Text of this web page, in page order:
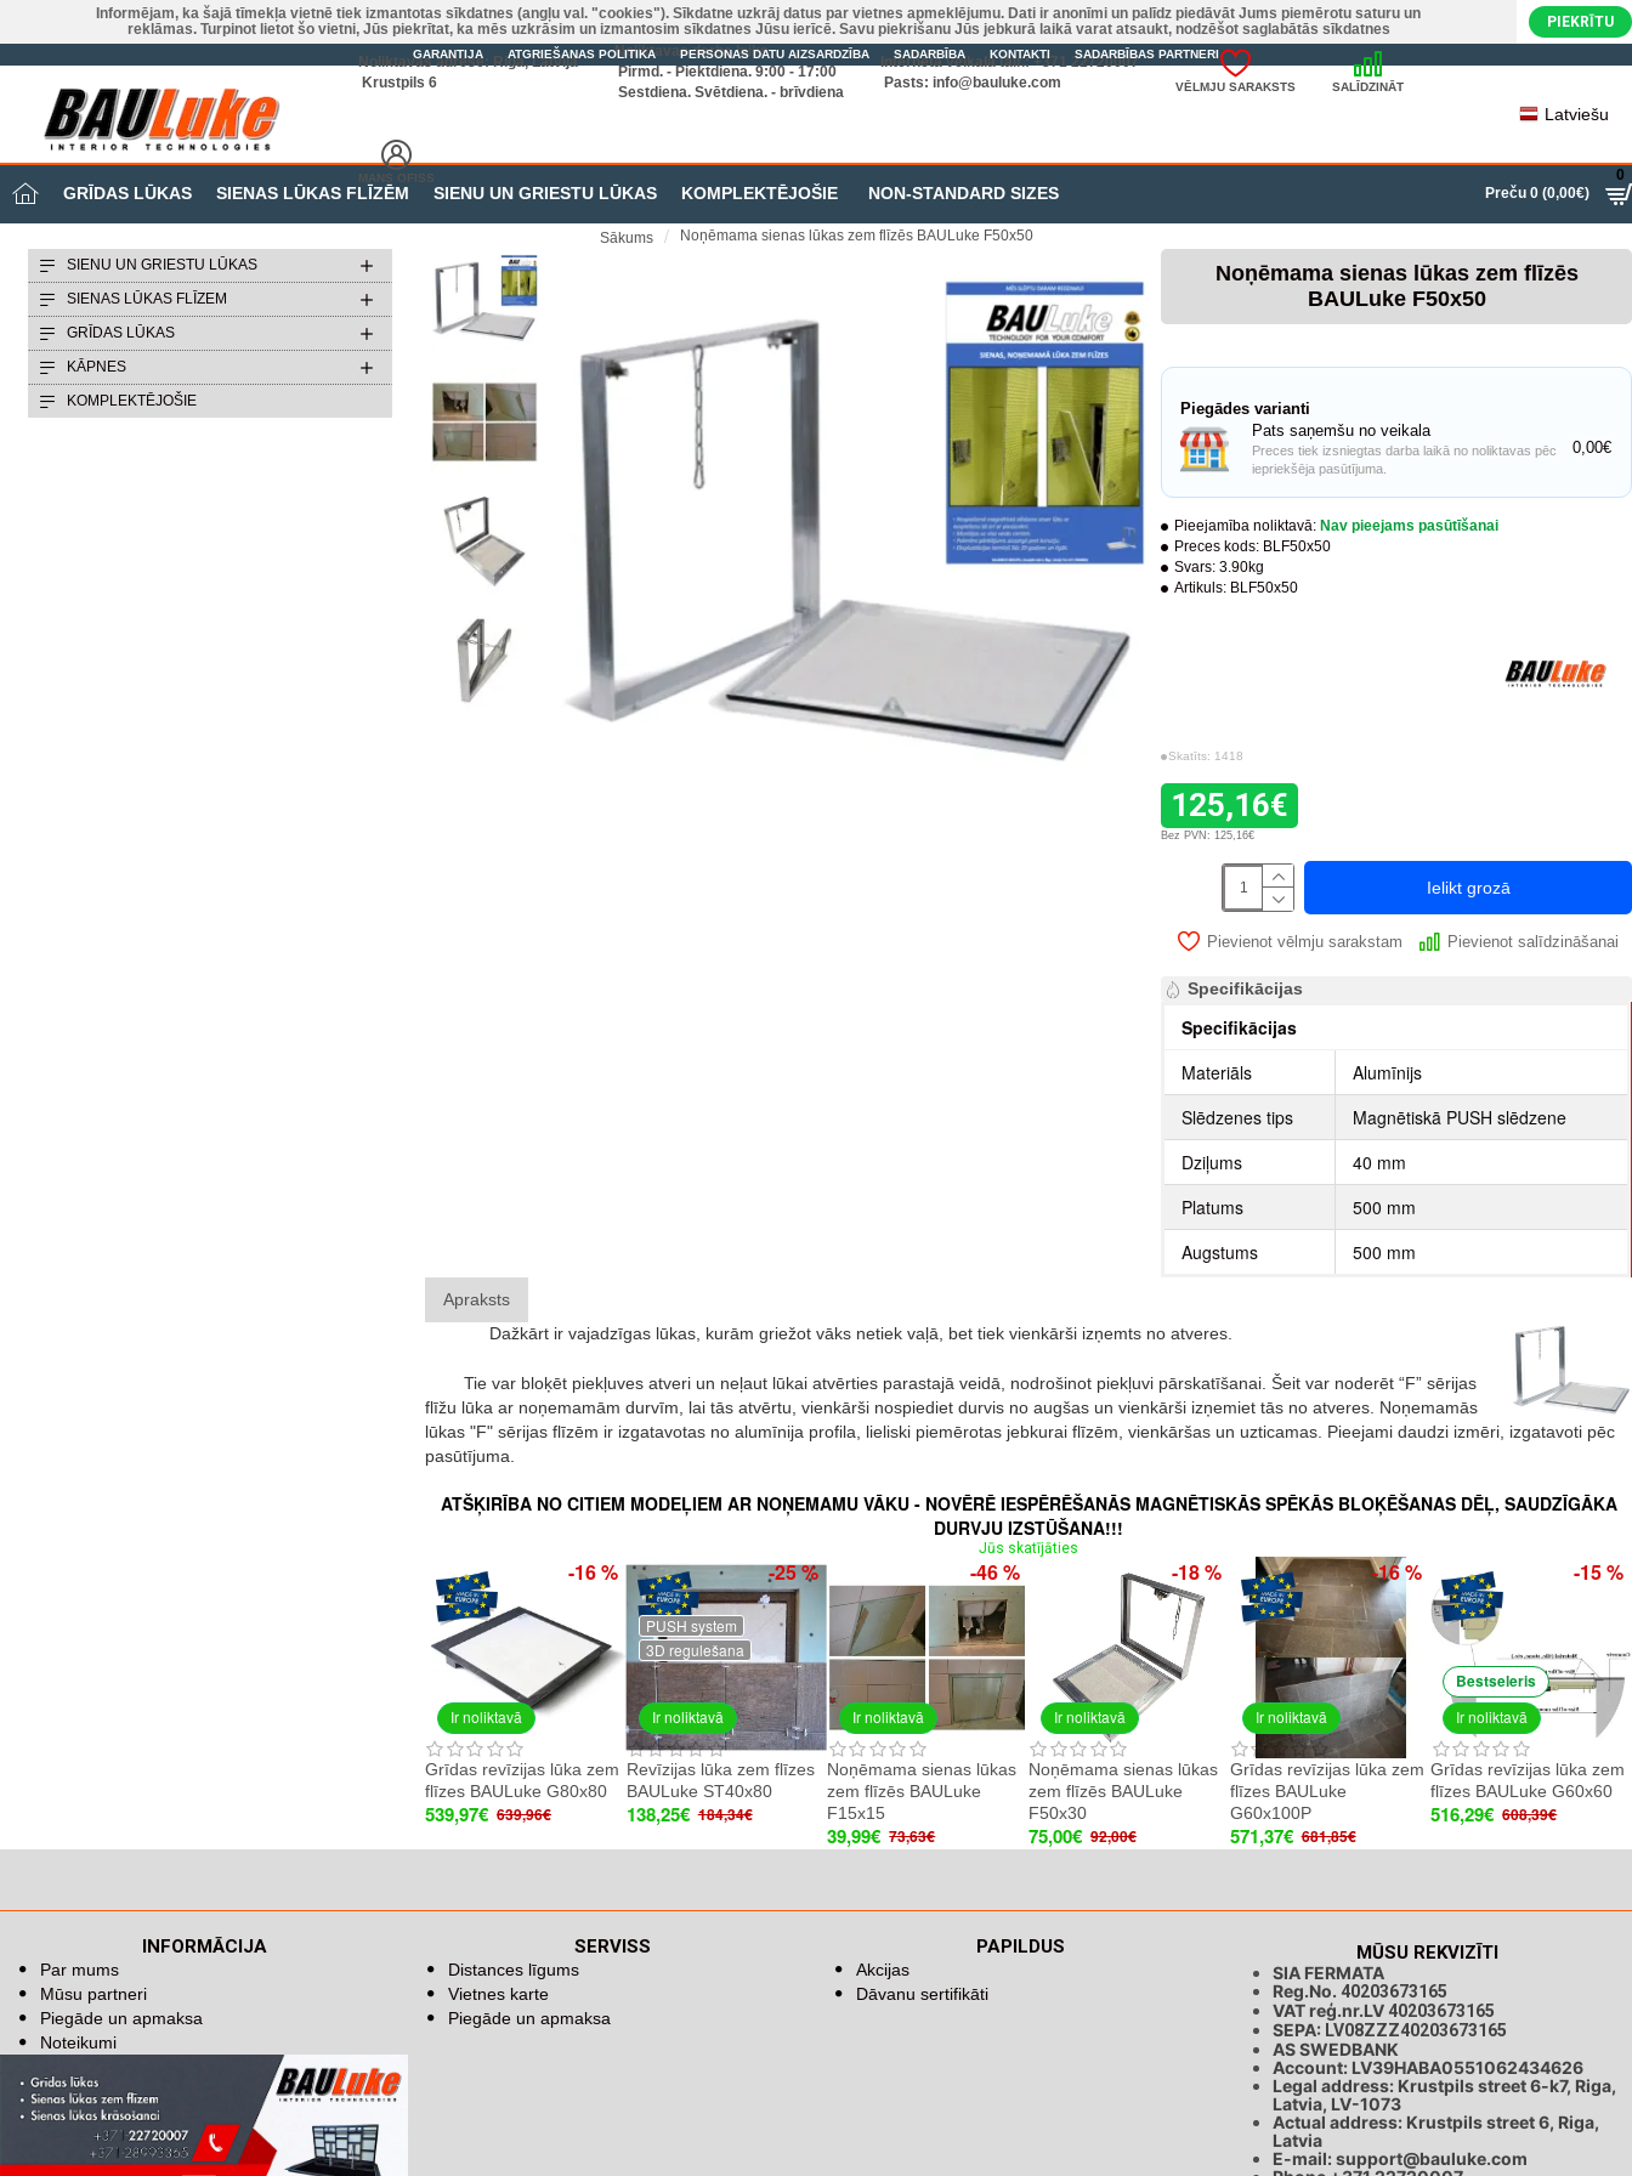
Informējam, ka šajā tīmekļa vietnē tiek izmantotas sīkdatnes (angļu val. "cookies"). Sīkdatne uzkrāj datus par vietnes apmeklējumu. Dati ir anonīmi un palīdz piedāvāt Jums piemērotu saturu un
reklāmas. Turpinot lietot šo vietni, Jūs piekrītat, ka mēs uzkrāsim un izmantosim sīkdatnes Jūsu ierīcē. Savu piekrišanu Jūs jebkurā laikā varat atsaukt, nodzēšot saglabātās sīkdatnes
PIEKRĪTU
GARANTIJA ATGRIEŠANAS POLITIKA PERSONAS DATU AIZSARDZĪBA SADARBĪBA KONTAKTI SADARBĪBAS PARTNERI
Noliktavas adrese: Riga, Latvija
Krustpils 6
Noliktavas darba laiks
Pirmd. - Piektdiena. 9:00 - 17:00
Sestdiena. Svētdiena. - brīvdiena
Interneta veikala tālr.: +371 22720007
Pasts: info@bauluke.com VĒLMJU SARAKSTS SALĪDZINĀT
MANS OFISS
Latviešu
GRĪDAS LŪKAS SIENAS LŪKAS FLĪZĒM SIENU UN GRIESTU LŪKAS KOMPLEKTĒJOŠIE NON-STANDARD SIZES Preču 0 (0,00€)
0
Sākums
Noņēmama sienas lūkas zem flīzēs BAULuke F50x50
SIENU UN GRIESTU LŪKAS
SIENAS LŪKAS FLĪZEM
GRĪDAS LŪKAS
KĀPNES
KOMPLEKTĒJOŠIE
Noņēmama sienas lūkas zem flīzēs
BAULuke F50x50
Pieejamība noliktavā: Nav pieejams pasūtīšanai
Preces kods: BLF50x50
Svars: 3.90kg
Artikuls: BLF50x50
Skatīts: 1418
125,16€
Bez PVN: 125,16€
Piegādes varianti
Pats saņemšu no veikala
Preces tiek izsniegtas darba laikā no noliktavas pēc
iepriekšēja pasūtījuma.
0,00€
Ielikt grozā
Pievienot vēlmju sarakstam Pievienot salīdzināšanai
Specifikācijas
Specifikācijas
Materiāls
Alumīnijs
Slēdzenes tips
Magnētiskā PUSH slēdzene
Dziļums
40 mm
Platums
500 mm
Augstums
500 mm
Apraksts
Dažkārt ir vajadzīgas lūkas, kurām griežot vāks netiek vaļā, bet tiek vienkārši izņemts no atveres.
Tie var bloķēt piekļuves atveri un neļaut lūkai atvērties parastajā veidā, nodrošinot piekļuvi pārskatīšanai. Šeit var noderēt “F” sērijas
flīžu lūka ar noņemamām durvīm, lai tās atvērtu, vienkārši nospiediet durvis no augšas un vienkārši izņemiet tās no atveres. Noņemamās
lūkas "F" sērijas flīzēm ir izgatavotas no alumīnija profila, lieliski piemērotas jebkurai flīzēm, vienkāršas un uzticamas. Pieejami daudzi izmēri, izgatavoti pēc
pasūtījuma.
ATŠĶIRĪBA NO CITIEM MODEĻIEM AR NOŅEMAMU VĀKU - NOVĒRĒ IESPĒRĒŠANĀS MAGNĒTISKĀS SPĒKĀS BLOĶĒŠANAS DĒĻ, SAUDZĪGĀKA
DURVJU IZSTŪŠANA!!!
Jūs skatījāties
Ir noliktavā
-16 %
Grīdas revīzijas lūka zem
flīzes BAULuke G80x80
539,97€ 639,96€
PUSH system
Ir noliktavā
3D regulešana
-25 %
Revīzijas lūka zem flīzes
BAULuke ST40x80
138,25€ 184,34€
Ir noliktavā
-46 %
Noņēmama sienas lūkas
zem flīzēs BAULuke
F15x15
39,99€ 73,63€
Ir noliktavā
-18 %
Noņēmama sienas lūkas
zem flīzēs BAULuke
F50x30
75,00€ 92,00€
Ir noliktavā
-16 %
Grīdas revīzijas lūka zem
flīzes BAULuke
G60x100P
571,37€ 681,85€
Ir noliktavā
Bestseleris
-15 %
Grīdas revīzijas lūka zem
flīzes BAULuke G60x60
516,29€ 608,39€
INFORMĀCIJA
Par mums
Mūsu partneri
Piegāde un apmaksa
Noteikumi
SERVISS
Distances līgums
Vietnes karte
Piegāde un apmaksa
PAPILDUS
Akcijas
Dāvanu sertifikāti
MŪSU REKVIZĪTI
SIA FERMATA
Reg.No. 40203673165
VAT reģ.nr.LV 40203673165
SEPA: LV08ZZZ40203673165
AS SWEDBANK
Account: LV39HABA0551062434626
Legal address: Krustpils street 6-k7, Riga,
Latvia, LV-1073
Actual address: Krustpils street 6, Riga,
Latvia
E-mail:support@bauluke.com